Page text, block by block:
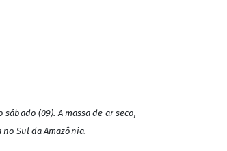
(09). A massa de ar seco,
Sul da Amazônia.